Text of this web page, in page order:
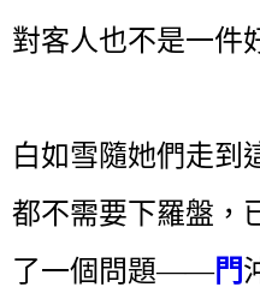
對客人也不是一件
白如雪隨她們走到
都不需要下羅盤，
了一個問題——門